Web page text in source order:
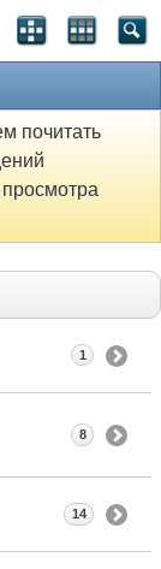
почитать
1
8
14